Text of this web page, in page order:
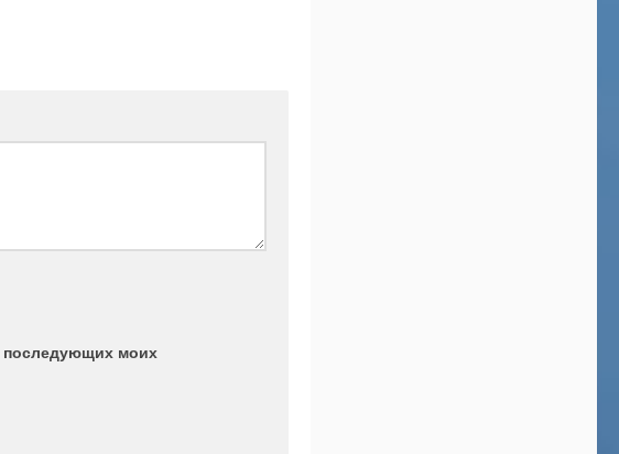
последующих моих